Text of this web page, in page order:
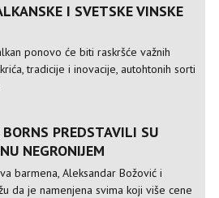
I SVETSKE VINSKE
ponovo će biti raskršće važnih
tradicije i inovacije, autohtonih sorti
PREDSTAVILI SU
NEGRONIJEM
barmena, Aleksandar Božović i
da je namenjena svima koji više cene